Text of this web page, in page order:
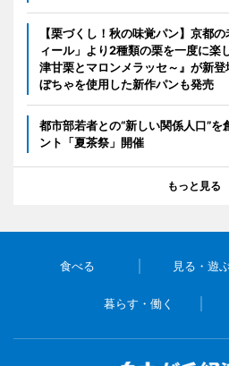
【栗づくし！秋の味覚パン】京都
ィール」より2種類の栗を一度に楽
津甘栗とマロンメラッセ～』が新
ぼちゃを使用した新作パンも発売
都市部若者との“新しい関係人口”
ント「夏茶祭」開催
もっと見る
食べる 見る・遊
暮らす・働く